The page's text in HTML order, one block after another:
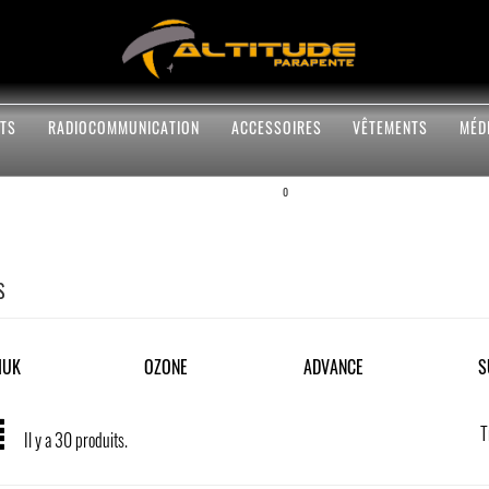
RADIOCOMMUNICATION ACCESSOIRES VÊTEMENTS
0
OZONE ADVANCE
Il y a 30 produits.